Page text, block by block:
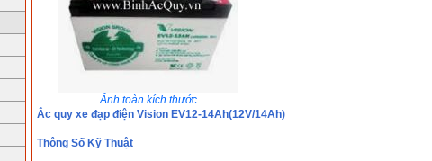
Ảnh toàn kích thước
Ắc quy xe đạp điện Vision EV12-14Ah(12V/14Ah)
Thông Số Kỹ Thuật